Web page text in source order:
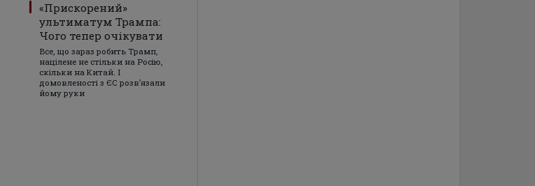
«Прискорений»
ультиматум Трампа:
Чого тепер очікувати
Все, що зараз робить Трамп,
націлене не стільки на Росію,
скільки на Китай. І
домовленості з ЄС розвʼязали
йому руки